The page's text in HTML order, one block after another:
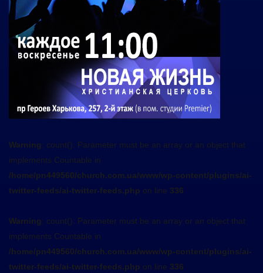
Warning: count(): Parameter must be an array or an object that
implements Countable in
/home/pn449560/church.com.ua/www/wp-content/plugins/ai-
twitter-feeds/ai-twitter-feeds.php on line 336
Warning: count(): Parameter must be an array or an object that
implements Countable in
/home/pn449560/church.com.ua/www/wp-content/plugins/ai-
twitter-feeds/ai-twitter-feeds.php on line 336